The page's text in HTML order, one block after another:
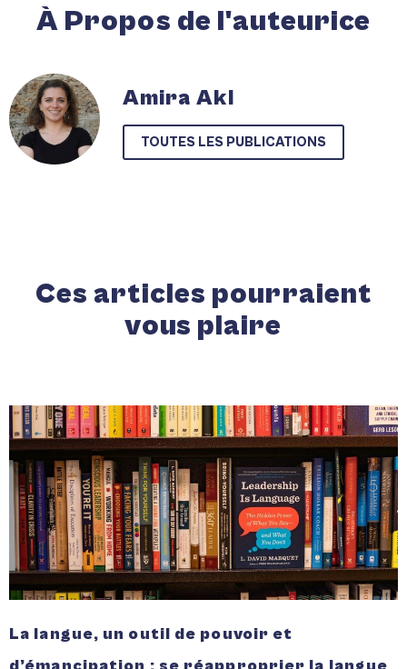
À Propos de l'auteurice
Amira Akl
TOUTES LES PUBLICATIONS
Ces articles pourraient
vous plaire
La langue, un outil de pouvoir et